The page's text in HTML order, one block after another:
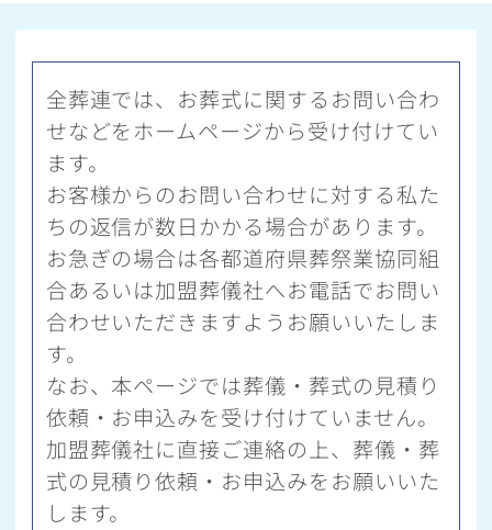
全葬連では、お葬式に関するお問い合わ
せなどをホームページから受け付けてい
ます。
お客様からのお問い合わせに対する私た
ちの返信が数日かかる場合があります。
お急ぎの場合は各都道府県葬祭業協同組
合あるいは加盟葬儀社へお電話でお問い
合わせいただきますようお願いいたしま
す。
なお、本ページでは葬儀・葬式の見積り
依頼・お申込みを受け付けていません。
加盟葬儀社に直接ご連絡の上、葬儀・葬
式の見積り依頼・お申込みをお願いいた
します。